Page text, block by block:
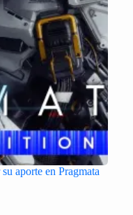
aporte en Pragmata